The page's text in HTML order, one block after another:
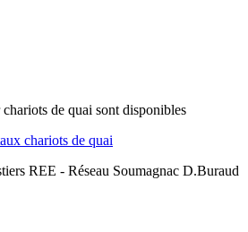
de quai sont disponibles
REE - Réseau Soumagnac D.Buraud